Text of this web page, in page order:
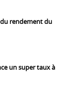
rendement du
un super taux à